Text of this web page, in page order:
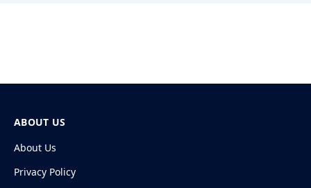
ABOUT US
About Us
Privacy Policy